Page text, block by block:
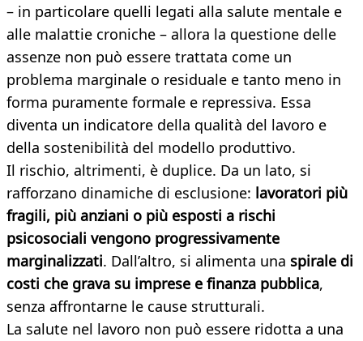
– in particolare quelli legati alla salute mentale e
alle malattie croniche – allora la questione delle
assenze non può essere trattata come un
problema marginale o residuale e tanto meno in
forma puramente formale e repressiva. Essa
diventa un indicatore della qualità del lavoro e
della sostenibilità del modello produttivo.
Il rischio, altrimenti, è duplice. Da un lato, si
rafforzano dinamiche di esclusione: lavoratori più
fragili, più anziani o più esposti a rischi
psicosociali vengono progressivamente
marginalizzati. Dall’altro, si alimenta una spirale di
costi che grava su imprese e finanza pubblica,
senza affrontarne le cause strutturali.
La salute nel lavoro non può essere ridotta a una